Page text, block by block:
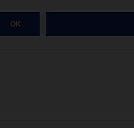
OK